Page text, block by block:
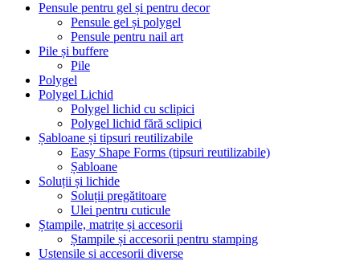
Pensule pentru gel și pentru decor
Pensule gel și polygel
Pensule pentru nail art
Pile și buffere
Pile
Polygel
Polygel Lichid
Polygel lichid cu sclipici
Polygel lichid fără sclipici
Șabloane și tipsuri reutilizabile
Easy Shape Forms (tipsuri reutilizabile)
Șabloane
Soluții și lichide
Soluții pregătitoare
Ulei pentru cuticule
Ștampile, matrițe și accesorii
Ștampile și accesorii pentru stamping
Ustensile si accesorii diverse